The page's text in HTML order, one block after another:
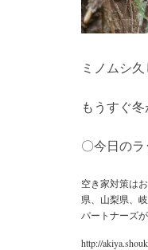
ミノムシ
もうすぐ冬
〇今日の
空き家対策は
県、山梨県、
パートナーズ
http://